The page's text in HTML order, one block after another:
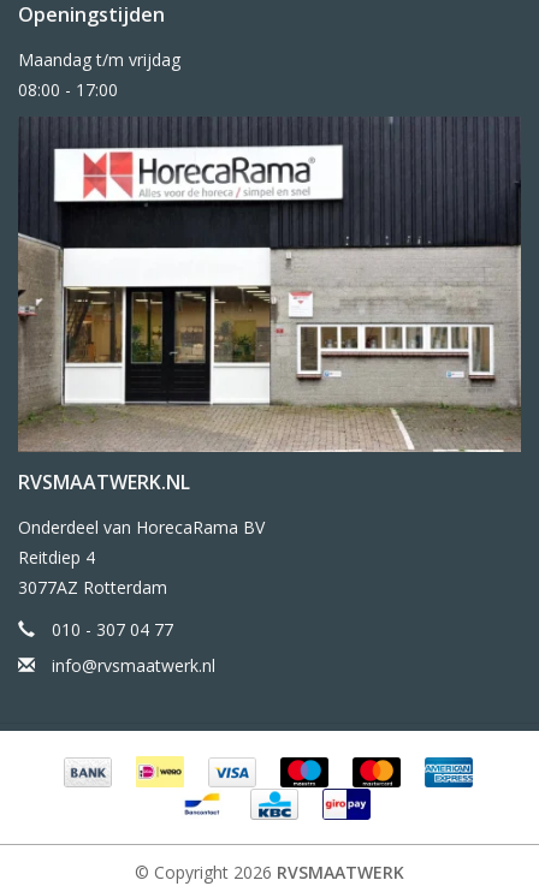
Openingstijden
Maandag t/m vrijdag
08:00 - 17:00
RVSMAATWERK.NL
Onderdeel van HorecaRama BV
Reitdiep 4
3077AZ Rotterdam
010 - 307 04 77
info@rvsmaatwerk.nl
© Copyright 2026 RVSMAATWERK